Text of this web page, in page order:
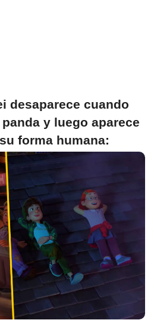
desaparece cuando
y luego aparece
forma humana: